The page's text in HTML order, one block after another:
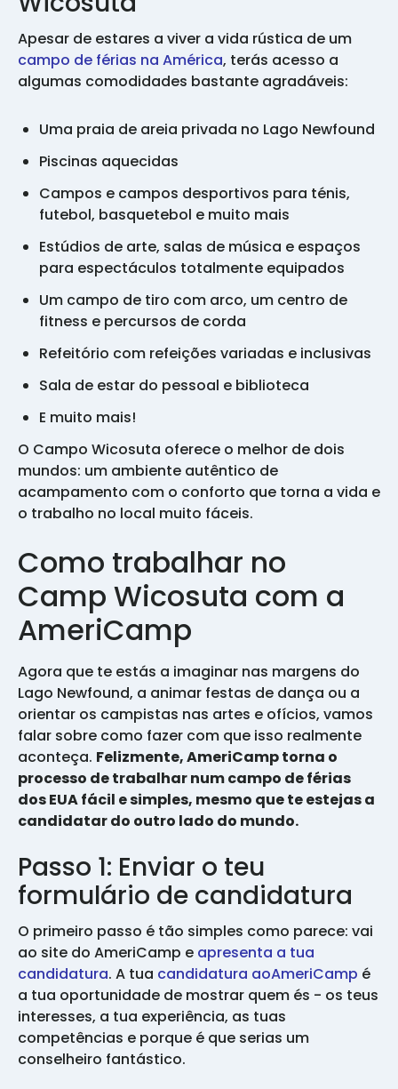
Apesar de estares a viver a vida rústica de um
campo de férias na América, terás acesso a
algumas comodidades bastante agradáveis:
Uma praia de areia privada no Lago Newfound
Piscinas aquecidas
Campos e campos desportivos para ténis,
futebol, basquetebol e muito mais
Estúdios de arte, salas de música e espaços
para espectáculos totalmente equipados
Um campo de tiro com arco, um centro de
fitness e percursos de corda
Refeitório com refeições variadas e inclusivas
Sala de estar do pessoal e biblioteca
E muito mais!
O Campo Wicosuta oferece o melhor de dois
mundos: um ambiente autêntico de
acampamento com o conforto que torna a vida e
o trabalho no local muito fáceis.
Como trabalhar no
Camp Wicosuta com a
AmeriCamp
Agora que te estás a imaginar nas margens do
Lago Newfound, a animar festas de dança ou a
orientar os campistas nas artes e ofícios, vamos
falar sobre como fazer com que isso realmente
aconteça. Felizmente, AmeriCamp torna o
processo de trabalhar num campo de férias
dos EUA fácil e simples, mesmo que te estejas a
candidatar do outro lado do mundo.
Passo 1: Enviar o teu
formulário de candidatura
O primeiro passo é tão simples como parece: vai
ao site do AmeriCamp e apresenta a tua
candidatura. A tua candidatura aoAmeriCamp é
a tua oportunidade de mostrar quem és - os teus
interesses, a tua experiência, as tuas
competências e porque é que serias um
conselheiro fantástico.